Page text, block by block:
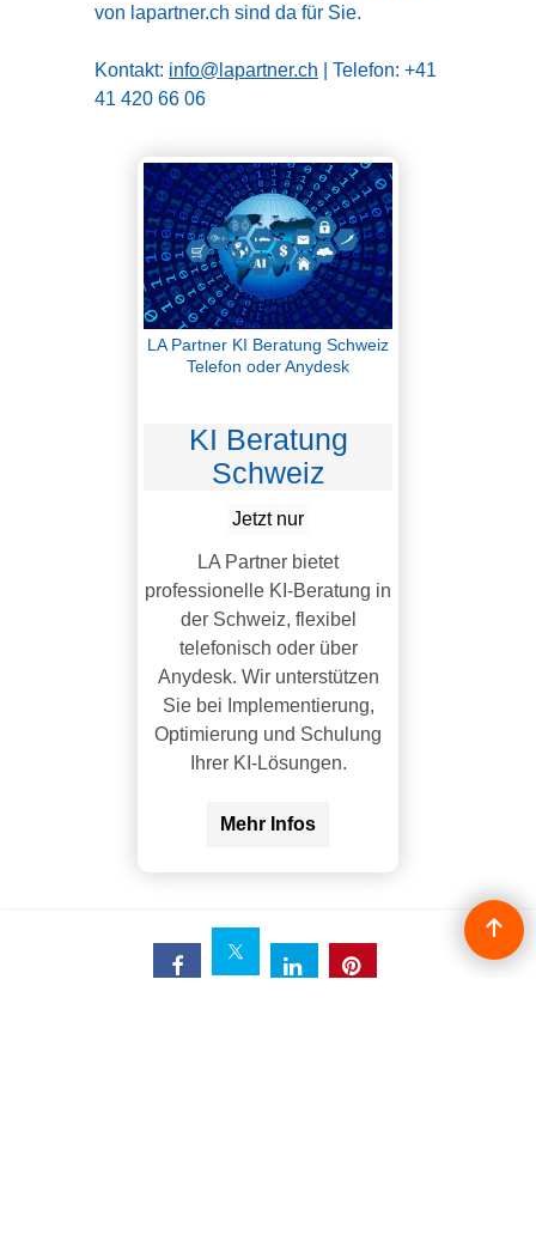
von lapartner.ch sind da für Sie.
Kontakt: info@lapartner.ch | Telefon: +41
41 420 66 06
LA Partner KI Beratung Schweiz
Telefon oder Anydesk
KI Beratung
Schweiz
Jetzt nur
LA Partner bietet
professionelle KI-Beratung in
der Schweiz, flexibel
telefonisch oder über
Anydesk. Wir unterstützen
Sie bei Implementierung,
Optimierung und Schulung
Ihrer KI-Lösungen.
Mehr Infos